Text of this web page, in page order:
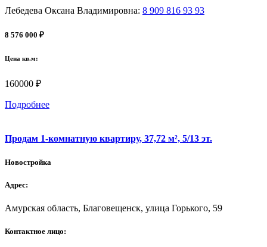
Лебедева Оксана Владимировна: 8 909 816 93 93
8 576 000 ₽
Цена кв.м:
160000 ₽
Подробнее
Продам 1-комнатную квартиру, 37,72 м², 5/13 эт.
Новостройка
Адрес:
Амурская область, Благовещенск, улица Горького, 59
Контактное лицо: